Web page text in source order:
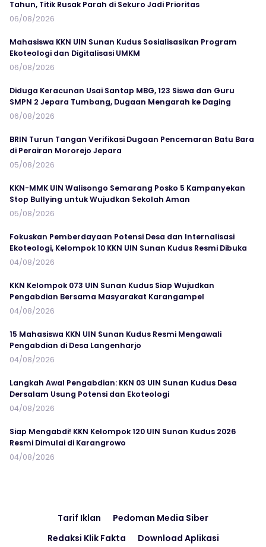
Tahun, Titik Rusak Parah di Sekuro Jadi Prioritas
06/08/2026
Mahasiswa KKN UIN Sunan Kudus Sosialisasikan Program
Ekoteologi dan Digitalisasi UMKM
06/08/2026
Diduga Keracunan Usai Santap MBG, 123 Siswa dan Guru
SMPN 2 Jepara Tumbang, Dugaan Mengarah ke Daging
06/08/2026
BRIN Turun Tangan Verifikasi Dugaan Pencemaran Batu Bara
di Perairan Mororejo Jepara
05/08/2026
KKN-MMK UIN Walisongo Semarang Posko 5 Kampanyekan
Stop Bullying untuk Wujudkan Sekolah Aman
05/08/2026
Fokuskan Pemberdayaan Potensi Desa dan Internalisasi
Ekoteologi, Kelompok 10 KKN UIN Sunan Kudus Resmi Dibuka
04/08/2026
KKN Kelompok 073 UIN Sunan Kudus Siap Wujudkan
Pengabdian Bersama Masyarakat Karangampel
04/08/2026
15 Mahasiswa KKN UIN Sunan Kudus Resmi Mengawali
Pengabdian di Desa Langenharjo
04/08/2026
Langkah Awal Pengabdian: KKN 03 UIN Sunan Kudus Desa
Dersalam Usung Potensi dan Ekoteologi
04/08/2026
Siap Mengabdi! KKN Kelompok 120 UIN Sunan Kudus 2026
Resmi Dimulai di Karangrowo
04/08/2026
Tarif Iklan
Pedoman Media Siber
Redaksi Klik Fakta
Download Aplikasi